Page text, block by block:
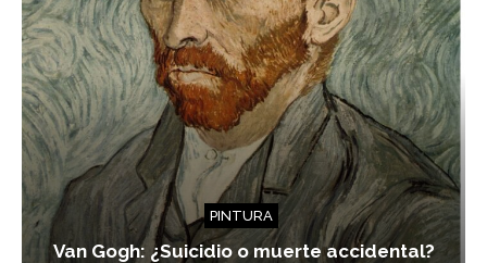
PINTURA
Van Gogh: ¿Suicidio o muerte accidental?